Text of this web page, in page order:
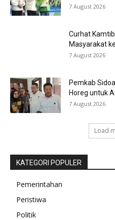
7 August 2026
Curhat
Masyarakat
7 August 2026
Pemkab
Horeg untuk
7 August 2026
Load
KATEGORI POPULER
Pemerintahan
Peristiwa
Politik